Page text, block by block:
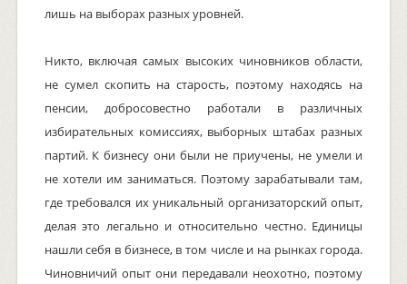
лишь на выборах разных уровней.
Никто, включая самых высоких чиновников области,
не сумел скопить на старость, поэтому находясь на
пенсии, добросовестно работали в различных
избирательных комиссиях, выборных штабах разных
партий. К бизнесу они были не приучены, не умели и
не хотели им заниматься. Поэтому зарабатывали там,
где требовался их уникальный организаторский опыт,
делая это легально и относительно честно. Единицы
нашли себя в бизнесе, в том числе и на рынках города.
Чиновничий опыт они передавали неохотно, поэтому